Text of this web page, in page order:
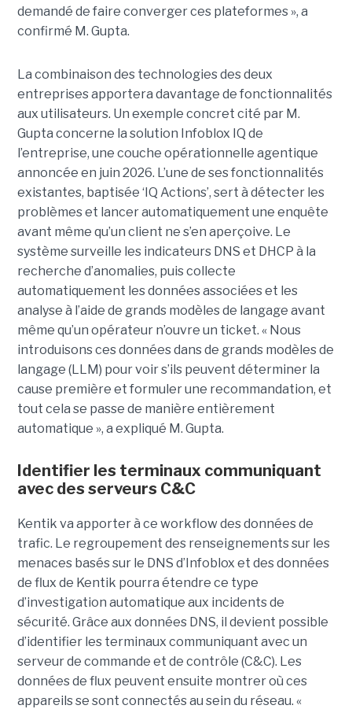
demandé de faire converger ces plateformes », a
confirmé M. Gupta.
La combinaison des technologies des deux
entreprises apportera davantage de fonctionnalités
aux utilisateurs. Un exemple concret cité par M.
Gupta concerne la solution Infoblox IQ de
l’entreprise, une couche opérationnelle agentique
annoncée en juin 2026. L’une de ses fonctionnalités
existantes, baptisée ‘IQ Actions’, sert à détecter les
problèmes et lancer automatiquement une enquête
avant même qu’un client ne s’en aperçoive. Le
système surveille les indicateurs DNS et DHCP à la
recherche d’anomalies, puis collecte
automatiquement les données associées et les
analyse à l’aide de grands modèles de langage avant
même qu’un opérateur n’ouvre un ticket. « Nous
introduisons ces données dans de grands modèles de
langage (LLM) pour voir s’ils peuvent déterminer la
cause première et formuler une recommandation, et
tout cela se passe de manière entièrement
automatique », a expliqué M. Gupta.
Identifier les terminaux communiquant
avec des serveurs C&C
Kentik va apporter à ce workflow des données de
trafic. Le regroupement des renseignements sur les
menaces basés sur le DNS d’Infoblox et des données
de flux de Kentik pourra étendre ce type
d’investigation automatique aux incidents de
sécurité. Grâce aux données DNS, il devient possible
d’identifier les terminaux communiquant avec un
serveur de commande et de contrôle (C&C). Les
données de flux peuvent ensuite montrer où ces
appareils se sont connectés au sein du réseau. «